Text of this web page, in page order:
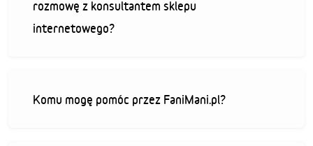
rozmowę z konsultantem sklepu
internetowego?
Komu mogę pomóc przez FaniMani.pl?